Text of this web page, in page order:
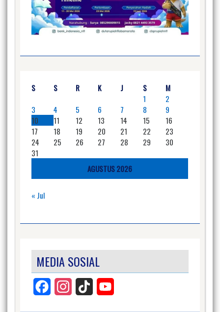
AGUSTUS 2026
S S R K J S
M
1
2
3
4 5 6 7 8
9
10
11 12 13 14 15
16
17
18 19 20 21 22
23
24
25 26 27 28 29
30
31
« Jul
MEDIA SOSIAL
Facebook InstagramTikTok